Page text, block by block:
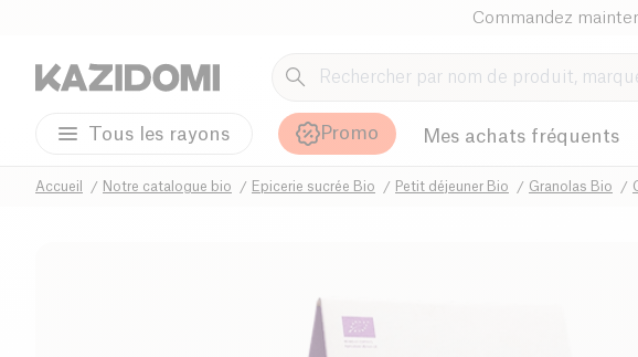
Commandez
Tous les rayons Promo Mes achats fréquents
Accueil Notre catalogue bio Epicerie sucrée Bio Petit déjeuner Bio Granolas Bio